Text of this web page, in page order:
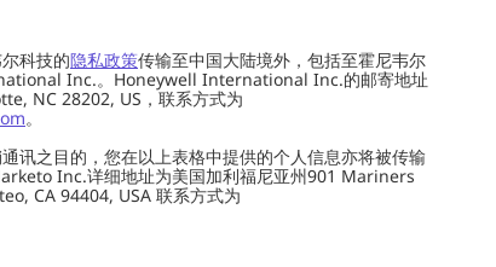
科技的隐私政策传输至中国大陆境外，包括至霍尼韦尔
Inc.。Honeywell International Inc.的邮寄地址
NC 28202, US，联系方式为
。
讯之目的，您在以上表格中提供的个人信息亦将被传输
Inc.详细地址为美国加利福尼亚州901 Mariners
CA 94404, USA 联系方式为